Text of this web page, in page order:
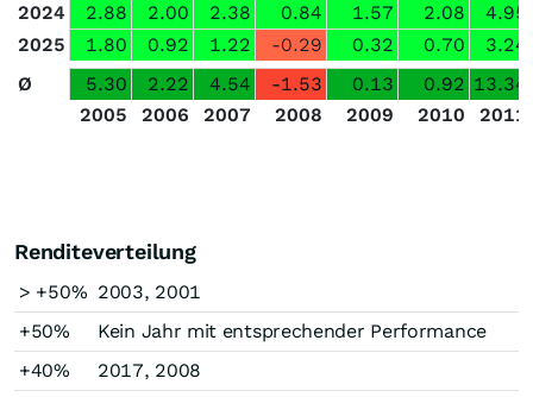
2024
2.88 2.00 2.38 0.84 1.57 2.08
4.95
2025
1.80 0.92 1.22 -0.29 0.32 0.70
3.24
Ø
5.30 2.22 4.54 -1.53 0.13 0.92 13.34
2005
2006 2007 2008 2009 2010 2011
Renditeverteilung
> +50% 2003, 2001
+50%
Kein Jahr mit entsprechender Performance
+40%
2017, 2008